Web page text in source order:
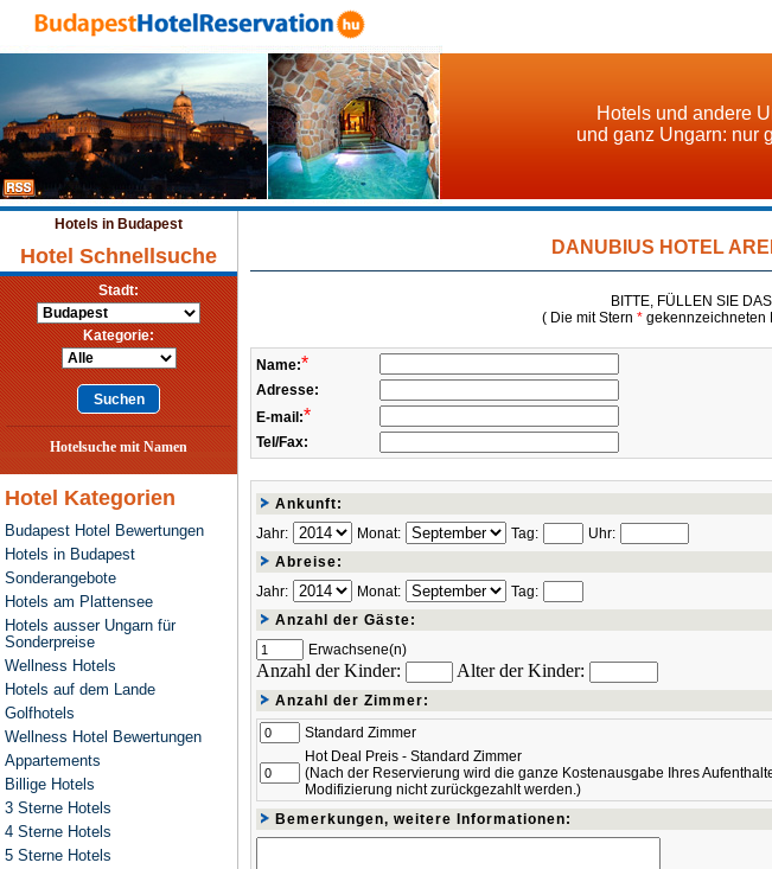
Hotels und andere
und ganz Ungarn: nur
Hotels in Budapest
Hotel Schnellsuche
Stadt:
Kategorie:
Hotelsuche mit Namen
Hotel Kategorien
Budapest Hotel Bewertungen
Hotels in Budapest
Sonderangebote
Hotels am Plattensee
Hotels ausser Ungarn für
Sonderpreise
Wellness Hotels
Hotels auf dem Lande
Golfhotels
Wellness Hotel Bewertungen
Appartements
Billige Hotels
3 Sterne Hotels
4 Sterne Hotels
5 Sterne Hotels
DANUBIUS HOTEL
BITTE, FÜLLEN SIE
( Die mit Stern *gekennzeichneten
Name:*
Adresse:
E-mail:*
Tel/Fax:
Ankunft:
Jahr:
Monat: Tag:
Uhr:
Abreise:
Jahr:
Monat:
Tag:
Anzahl der Gäste:
Erwachsene(n)
Anzahl der Kinder: Alter der Kinder:
Anzahl der Zimmer:
Standard Zimmer
Hot Deal Preis - Standard Zimmer
(Nach der Reservierung wird die ganze Kostenausgabe Ihres
Modifizierung nicht zurückgezahlt werden.)
Bemerkungen, weitere Informationen: